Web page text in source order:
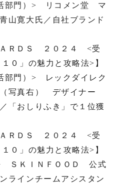
部門）> リコメン堂 マ
山寛大氏／自社ブランド
ＡＲＤＳ ２０２４ <受
０」の魅力と攻略法>】
部門）> レックダイレク
写真右） デザイナー
「おしりふき」で１位獲
ＡＲＤＳ ２０２４ <受
０」の魅力と攻略法>】
ＳＫＩＮＦＯＯＤ 公式
ラインチームアシスタン